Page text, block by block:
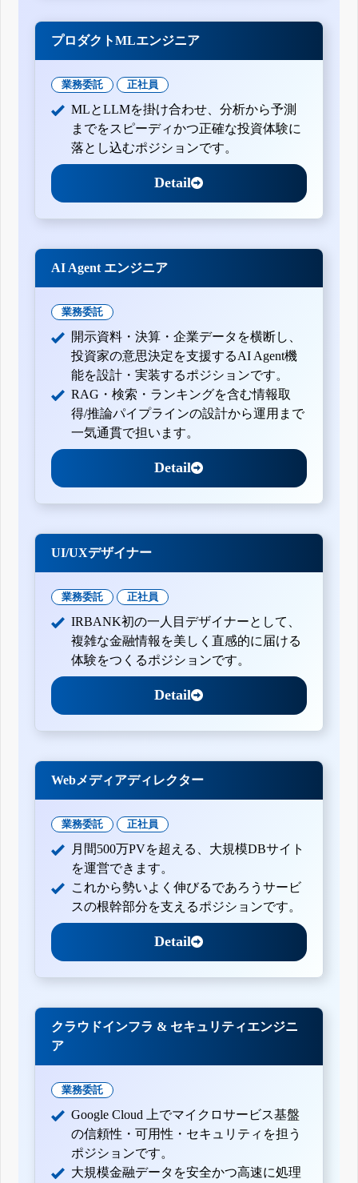
プロダクトMLエンジニア
業務委託 正社員
MLとLLMを掛け合わせ、分析から予測
までをスピーディかつ正確な投資体験に
落とし込むポジションです。
Detail
AI Agent エンジニア
業務委託
開示資料・決算・企業データを横断し、
投資家の意思決定を支援するAI Agent機
能を設計・実装するポジションです。
RAG・検索・ランキングを含む情報取
得/推論パイプラインの設計から運用まで
一気通貫で担います。
Detail
UI/UXデザイナー
業務委託 正社員
IRBANK初の一人目デザイナーとして、
複雑な金融情報を美しく直感的に届ける
体験をつくるポジションです。
Detail
Webメディアディレクター
業務委託 正社員
月間500万PVを超える、大規模DBサイト
を運営できます。
これから勢いよく伸びるであろうサービ
スの根幹部分を支えるポジションです。
Detail
クラウドインフラ & セキュリティエンジニ
ア
業務委託
Google Cloud 上でマイクロサービス基盤
の信頼性・可用性・セキュリティを担う
ポジションです。
大規模金融データを安全かつ高速に処理